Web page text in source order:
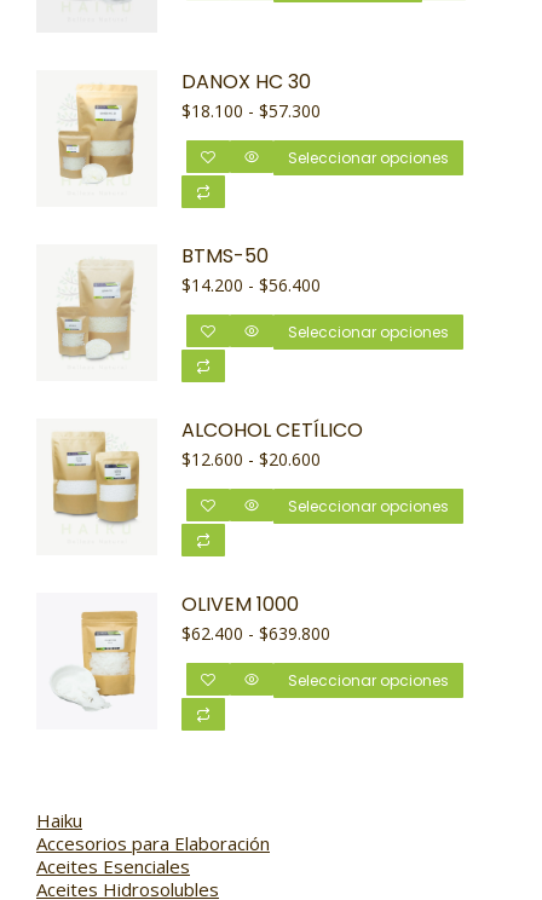
DANOX HC 30
$18.100 - $57.300
Seleccionar opciones
BTMS-50
$14.200 - $56.400
Seleccionar opciones
ALCOHOL CETÍLICO
$12.600 - $20.600
Seleccionar opciones
OLIVEM 1000
$62.400 - $639.800
Seleccionar opciones
Haiku
Accesorios para Elaboración
Aceites Esenciales
Aceites Hidrosolubles